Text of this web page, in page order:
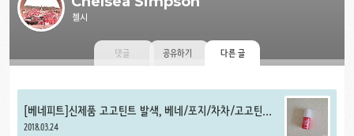
첼시
댓글 공유하기 다른 글
[베네피트]신제품 고고틴트 발색, 베네/포지/차차/고고틴트
미니 비교 리뷰
2018.03.24